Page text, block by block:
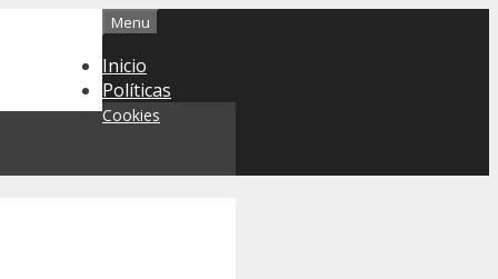
Menu
Inicio
Políticas
Cookies